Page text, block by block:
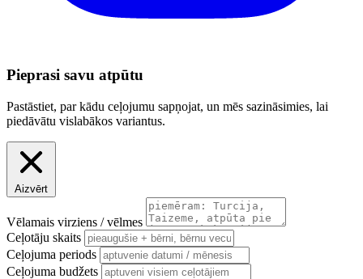
Pieprasi savu atpūtu
Pastāstiet, par kādu ceļojumu sapņojat, un mēs sazināsimies, lai
piedāvātu vislabākos variantus.
Aizvērt
Vēlamais virziens / vēlmes
Ceļotāju skaits
Ceļojuma periods
Ceļojuma budžets